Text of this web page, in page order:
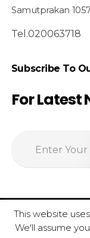
Samutprakan
Tel.020063718
Subscribe To
For Latest
© 2020
This website
We'll assume